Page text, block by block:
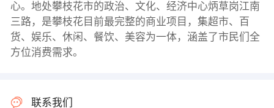
心。地处攀枝花市的政治、文化、经济中心炳草岗江南
三路，是攀枝花目前最完整的商业项目，集超市、百
货、娱乐、休闲、餐饮、美容为一体，涵盖了市民们全
方位消费需求。
联系我们